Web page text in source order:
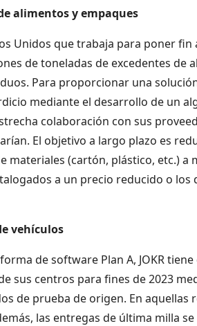
alimentos y empaques
Unidos que trabaja para poner
de toneladas de excedentes de
Para proporcionar una solución
mediante el desarrollo de un
colaboración con sus
El objetivo a largo plazo es
(cartón, plástico, etc.) a
a un precio reducido o los
vehículos
de software Plan A, JOKR
sus centros para fines de 2023
de prueba de origen. En aquellas
las entregas de última milla